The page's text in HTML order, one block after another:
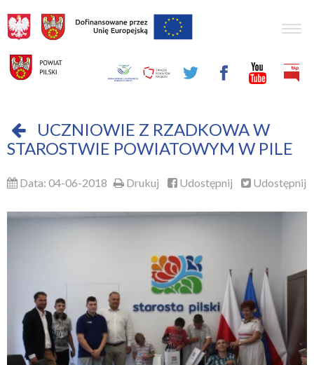
UCZNIOWIE Z RZADKOWA W
STAROSTWIE POWIATOWYM W PILE
Data: 04-06-2018 Drukuj Udostępnij Udostępnij